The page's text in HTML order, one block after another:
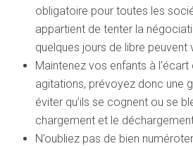
obligatoire pour toutes les
appartient de tenter la
quelques jours de libre peuvent
Maintenez vos enfants à
agitations, prévoyez donc une
éviter qu’ils se cognent ou se
chargement et le
N’oubliez pas de bien